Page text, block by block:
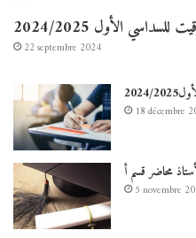
الأول 2024/2025
22 septembre 2024
18 décembre
محاضر قسم أ
5 novembre